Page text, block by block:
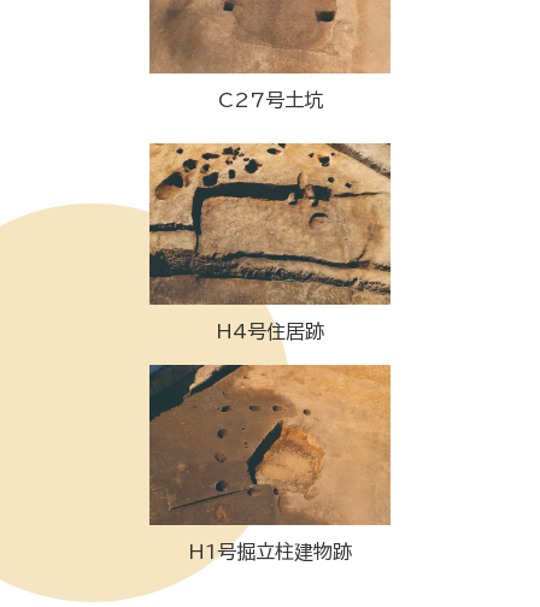
C27号土坑
H4号住居跡
H1号掘立柱建物跡